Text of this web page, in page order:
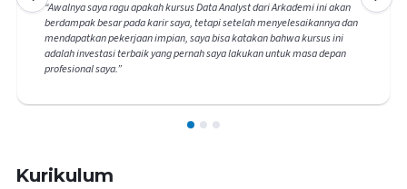
“Awalnya saya ragu apakah kursus Data Analyst dari Arkademi ini akan
berdampak besar pada karir saya, tetapi setelah menyelesaikannya dan
mendapatkan pekerjaan impian, saya bisa katakan bahwa kursus ini
adalah investasi terbaik yang pernah saya lakukan untuk masa depan
profesional saya.”
1 2 3
Kurikulum